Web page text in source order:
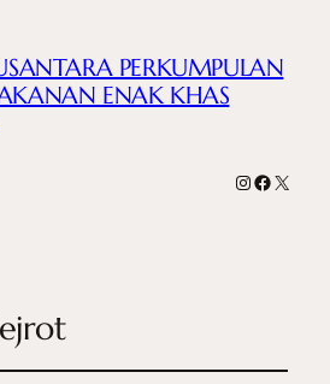
PERKUMPULAN
ENAK KHAS
Instagram
X